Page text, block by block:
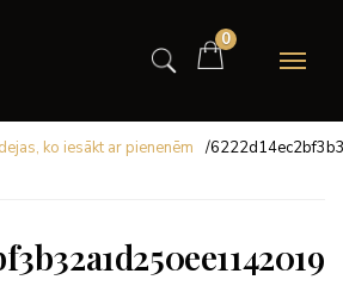
0
ko iesākt ar pienenēm /